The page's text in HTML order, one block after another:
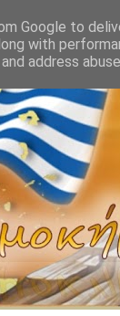
Google to
with
address